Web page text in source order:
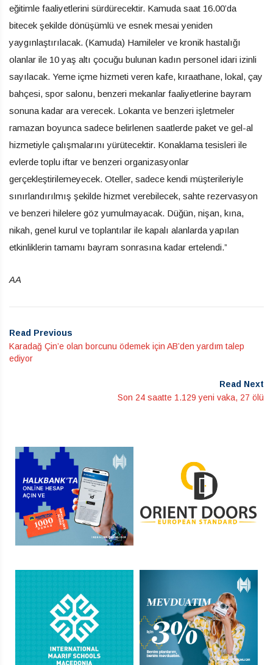
eğitimle faaliyetlerini sürdürecektir. Kamuda saat 16.00’da
bitecek şekilde dönüşümlü ve esnek mesai yeniden
yaygınlaştırılacak. (Kamuda) Hamileler ve kronik hastalığı
olanlar ile 10 yaş altı çocuğu bulunan kadın personel idari izinli
sayılacak. Yeme içme hizmeti veren kafe, kıraathane, lokal, çay
bahçesi, spor salonu, benzeri mekanlar faaliyetlerine bayram
sonuna kadar ara verecek. Lokanta ve benzeri işletmeler
ramazan boyunca sadece belirlenen saatlerde paket ve gel-al
hizmetiyle çalışmalarını yürütecektir. Konaklama tesisleri ile
evlerde toplu iftar ve benzeri organizasyonlar
gerçekleştirilemeyecek. Oteller, sadece kendi müşterileriyle
sınırlandırılmış şekilde hizmet verebilecek, sahte rezervasyon
ve benzeri hilelere göz yumulmayacak. Düğün, nişan, kına,
nikah, genel kurul ve toplantılar ile kapalı alanlarda yapılan
etkinliklerin tamamı bayram sonrasına kadar ertelendi.”
AA
Read Previous
Karadağ Çin’e olan borcunu ödemek için AB’den yardım talep
ediyor
Read Next
Son 24 saatte 1.129 yeni vaka, 27 ölü